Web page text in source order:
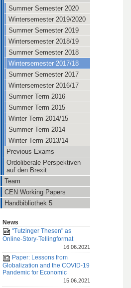
Summer Semester 2020
Wintersemester 2019/2020
Summer Semester 2019
Wintersemester 2018/19
Summer Semester 2018
Wintersemester 2017/18
Summer Semester 2017
Wintersemester 2016/17
Summer Term 2016
Summer Term 2015
Winter Term 2014/15
Summer Term 2014
Winter Term 2013/14
Previous Exams
Ordoliberale Perspektiven
auf den Brexit
Team
CEN Working Papers
Handbibliothek 5
News
"Tutzinger Thesen" as
Online-Story-Tellingformat
16.06.2021
Paper: Lessons from
Globalization and the COVID-19
Pandemic for Economic
15.06.2021